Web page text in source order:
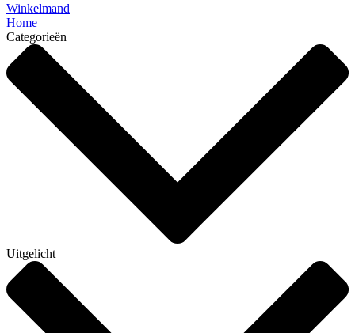
Winkelmand
Home
Categorieën
Uitgelicht